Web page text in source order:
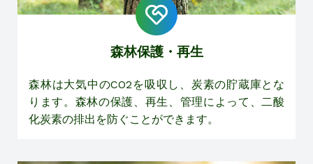
森林保護・再生
森林は大気中のCO2を吸収し、炭素の貯蔵庫とな
ります。森林の保護、再生、管理によって、二酸
化炭素の排出を防ぐことができます。